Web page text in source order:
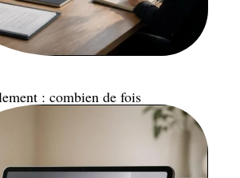
: combien de fois